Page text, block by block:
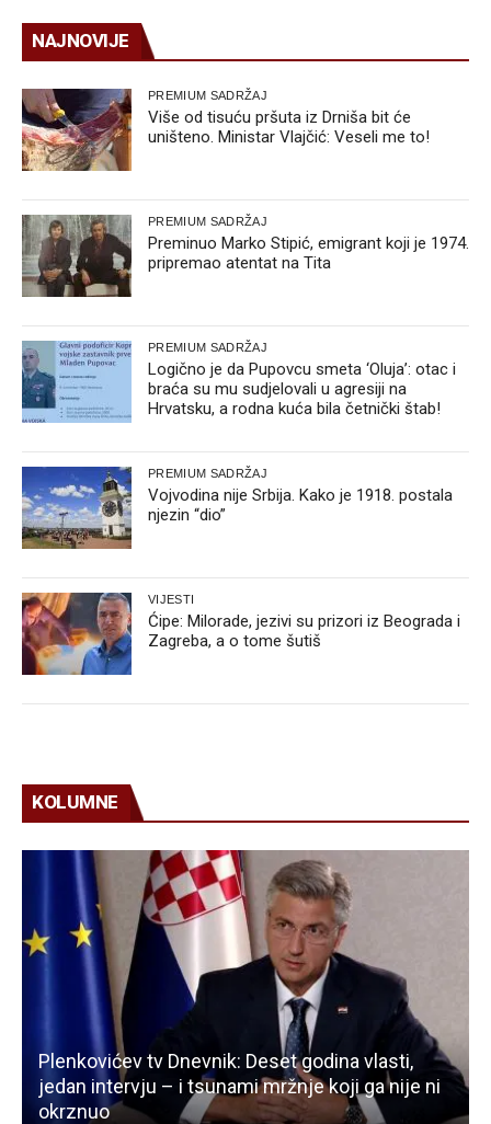
NAJNOVIJE
PREMIUM SADRŽAJ
Više od tisuću pršuta iz Drniša bit će
uništeno. Ministar Vlajčić: Veseli me to!
PREMIUM SADRŽAJ
Preminuo Marko Stipić, emigrant koji je 1974.
pripremao atentat na Tita
PREMIUM SADRŽAJ
Logično je da Pupovcu smeta ‘Oluja’: otac i
braća su mu sudjelovali u agresiji na
Hrvatsku, a rodna kuća bila četnički štab!
PREMIUM SADRŽAJ
Vojvodina nije Srbija. Kako je 1918. postala
njezin “dio”
VIJESTI
Ćipe: Milorade, jezivi su prizori iz Beograda i
Zagreba, a o tome šutiš
KOLUMNE
Plenkovićev tv Dnevnik: Deset godina vlasti,
jedan intervju – i tsunami mržnje koji ga nije ni
okrznuo